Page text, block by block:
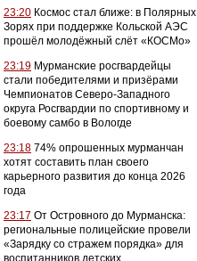
23:20 Космос стал ближе: в Полярных
Зорях при поддержке Кольской АЭС
прошёл молодёжный слёт «КОСМо»
23:19 Мурманские росгвардейцы
стали победителями и призёрами
Чемпионатов Северо-Западного
округа Росгвардии по спортивному и
боевому самбо в Вологде
23:18 74% опрошенных мурманчан
хотят составить план своего
карьерного развития до конца 2026
года
23:17 От Островного до Мурманска:
региональные полицейские провели
«Зарядку со стражем порядка» для
воспитанников детских